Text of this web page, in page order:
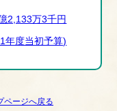
2,133万3千円
年度当初予算)
ページへ戻る